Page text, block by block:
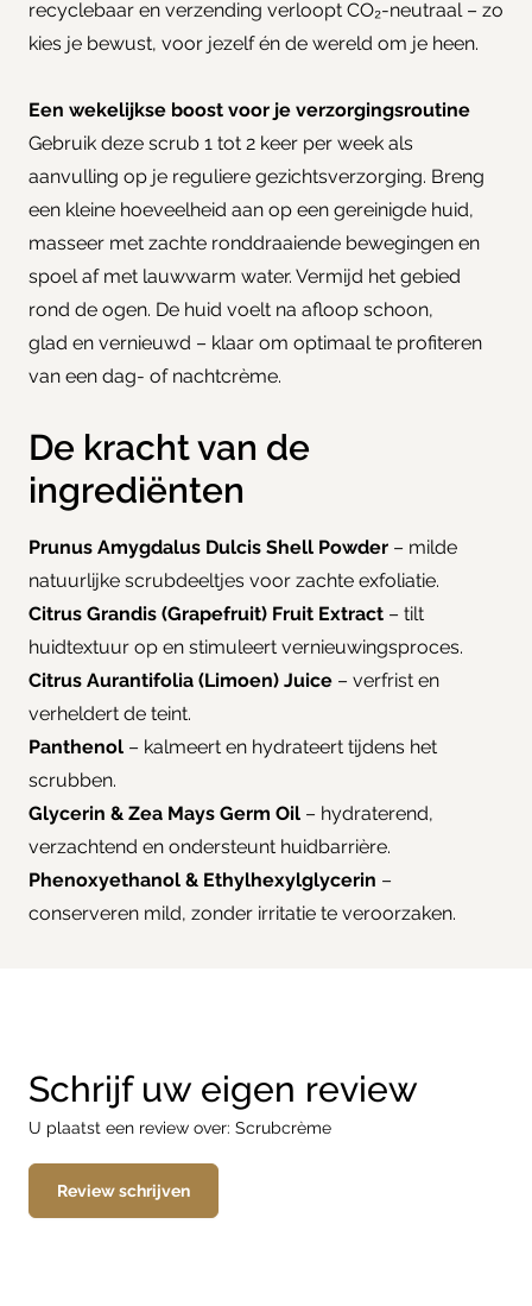
recyclebaar en verzending verloopt CO₂-neutraal – zo
kies je bewust, voor jezelf én de wereld om je heen.
Een wekelijkse boost voor je verzorgingsroutine
Gebruik deze scrub 1 tot 2 keer per week als
aanvulling op je reguliere gezichtsverzorging. Breng
een kleine hoeveelheid aan op een gereinigde huid,
masseer met zachte ronddraaiende bewegingen en
spoel af met lauwwarm water. Vermijd het gebied
rond de ogen. De huid voelt na afloop schoon,
glad en vernieuwd – klaar om optimaal te profiteren
van een dag- of nachtcrème.
De kracht van de
ingrediënten
Prunus Amygdalus Dulcis Shell Powder – milde
natuurlijke scrubdeeltjes voor zachte exfoliatie.
Citrus Grandis (Grapefruit) Fruit Extract – tilt
huidtextuur op en stimuleert vernieuwingsproces.
Citrus Aurantifolia (Limoen) Juice – verfrist en
verheldert de teint.
Panthenol – kalmeert en hydrateert tijdens het
scrubben.
Glycerin & Zea Mays Germ Oil – hydraterend,
verzachtend en ondersteunt huidbarrière.
Phenoxyethanol & Ethylhexylglycerin –
conserveren mild, zonder irritatie te veroorzaken.
Schrijf uw eigen review
U plaatst een review over: Scrubcrème
Review schrijven